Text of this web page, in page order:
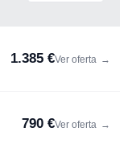
1.385 €Ver oferta →
790 €Ver oferta →